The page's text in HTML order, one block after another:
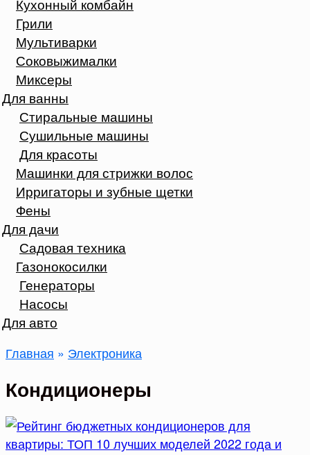
Кухонный комбайн
Грили
Мультиварки
Соковыжималки
Миксеры
Для ванны
Стиральные машины
Сушильные машины
Для красоты
Машинки для стрижки волос
Ирригаторы и зубные щетки
Фены
Для дачи
Садовая техника
Газонокосилки
Генераторы
Насосы
Для авто
Главная » Электроника
Кондиционеры